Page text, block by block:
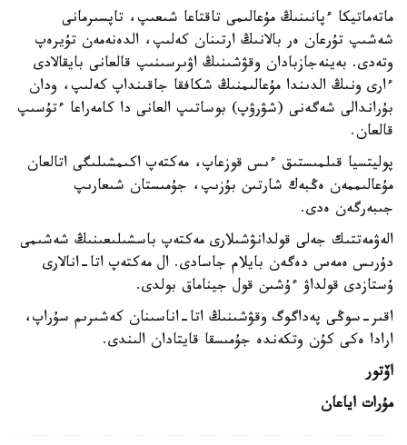
ماتەماتيكا ءپانىنىڭ مۇعالىمى تاقتاعا شىعىپ، تاپسىرمانى
شەشىپ تۇرعان ەر بالانىڭ ارتىنان كەلىپ، الدەنەمەن تۇيرەپ
وتەدى. بەينەجازبادان وقۋشىنىڭ اۋىرسىنىپ قالعانى بايقالادى
ءارى ونىڭ الدىندا مۇعالىمنىڭ شكافقا جاقىنداپ كەلىپ، ودان
بۇراندالى شەگەنى (شۋرۋپ) بوساتىپ العانى دا كامەراعا ءتۇسىپ
قالعان.
پوليتسيا قىلمىستىق ءىس قوزعاپ، مەكتەپ اكىمشىلىگى اتالعان
مۇعالىممەن ەڭبەك شارتىن بۇزىپ، جۇمىستان شىعارىپ
جىبەرگەن ەدى.
الەۋمەتتىك جەلى قولدانۋشىلارى مەكتەپ باسشىلىعىنىڭ شەشىمى
دۇرىس ەمەس دەگەن بايلام جاسادى. ال مەكتەپ اتا-انالارى
ۇستازدى قولداۋ ءۇشىن قول جيناماق بولدى.
اقىر-سوڭى پەداگوگ وقۋشىنىڭ اتا-اناسىنان كەشىرىم سۇراپ،
ارادا ەكى كۇن وتكەندە جۇمىسقا قايتادان الىندى.
اۆتور
مۇرات اياعان